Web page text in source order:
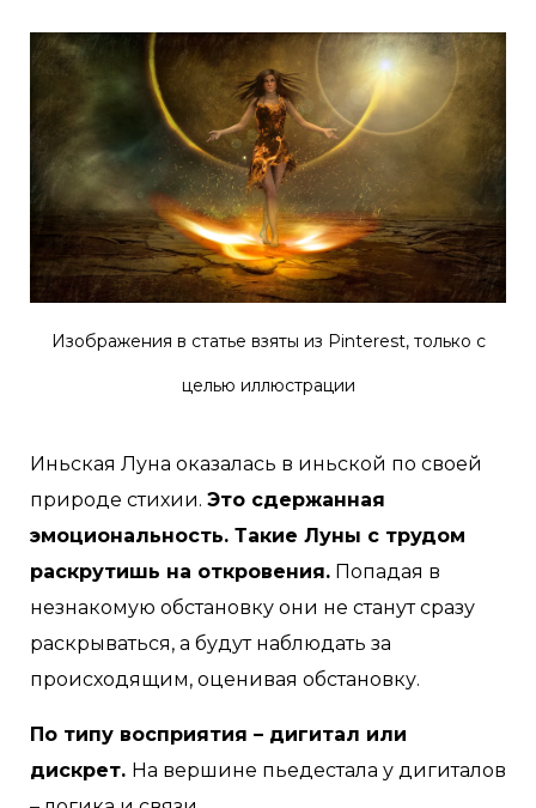
Изображения в статье взяты из Pinterest, только с
целью иллюстрации
Иньская Луна оказалась в иньской по своей
природе стихии. Это сдержанная
эмоциональность. Такие Луны с трудом
раскрутишь на откровения. Попадая в
незнакомую обстановку они не станут сразу
раскрываться, а будут наблюдать за
происходящим, оценивая обстановку.
По типу восприятия – дигитал или
дискрет. На вершине пьедестала у дигиталов